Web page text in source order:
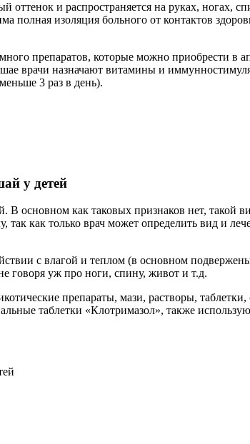
и распространяется на руках, ногах,
полная изоляция больного от контактов
препаратов, которые можно приобрести в
врачи назначают витамины и
3 раз в день).
у детей
В основном как таковых признаков нет,
так как только врач может определить вид и
с влагой и теплом (в основном
говоря уж про ноги, спину, живот и т.д.
препараты, мази, растворы,
таблетки «Клотримазол», также